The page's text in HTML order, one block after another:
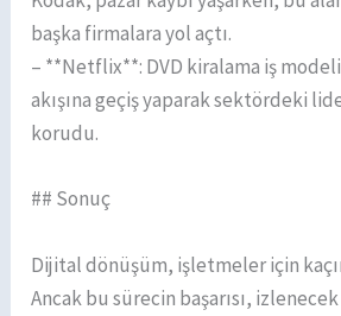
başka firmalara yol açtı.
– **Netflix**: DVD kiralama iş
akışına geçiş yaparak sektördeki
korudu.
## Sonuç
Dijital dönüşüm, işletmeler için
Ancak bu sürecin başarısı,